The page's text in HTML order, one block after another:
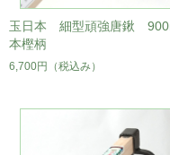
玉日本 細型頑強唐鍬
本樫柄
6,700円 （税込み）